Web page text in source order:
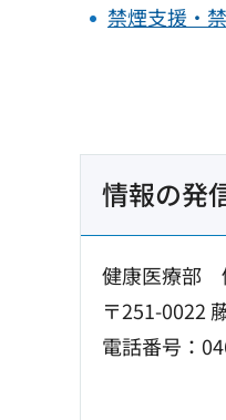
禁煙支援・
情報の発
健康医療部
〒251-0022
電話番号：